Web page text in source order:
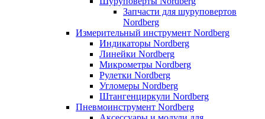
Запчасти для шуруповертов
Nordberg
Измерительный инструмент Nordberg
Индикаторы Nordberg
Линейки Nordberg
Микрометры Nordberg
Рулетки Nordberg
Угломеры Nordberg
Штангенциркули Nordberg
Пневмоинструмент Nordberg